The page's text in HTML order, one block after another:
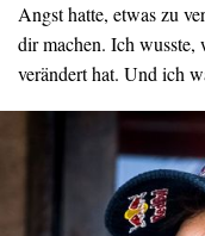
Angst hatte, etwas zu
dir machen. Ich wusste,
verändert hat. Und ich